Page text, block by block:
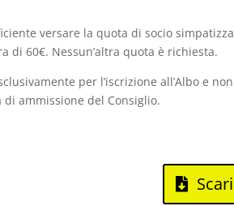
versare la quota di socio
di 60€. Nessun’altra quota è richiesta.
per l’iscrizione all’Albo e
ammissione del Consiglio.